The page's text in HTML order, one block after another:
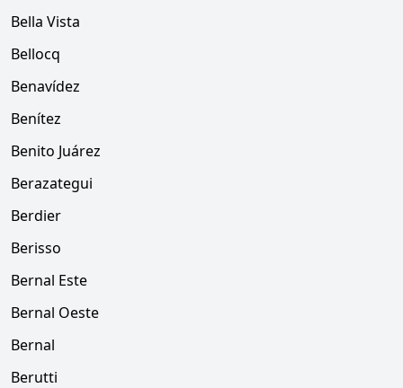
Bella Vista
Bellocq
Benavídez
Benítez
Benito Juárez
Berazategui
Berdier
Berisso
Bernal Este
Bernal Oeste
Bernal
Berutti